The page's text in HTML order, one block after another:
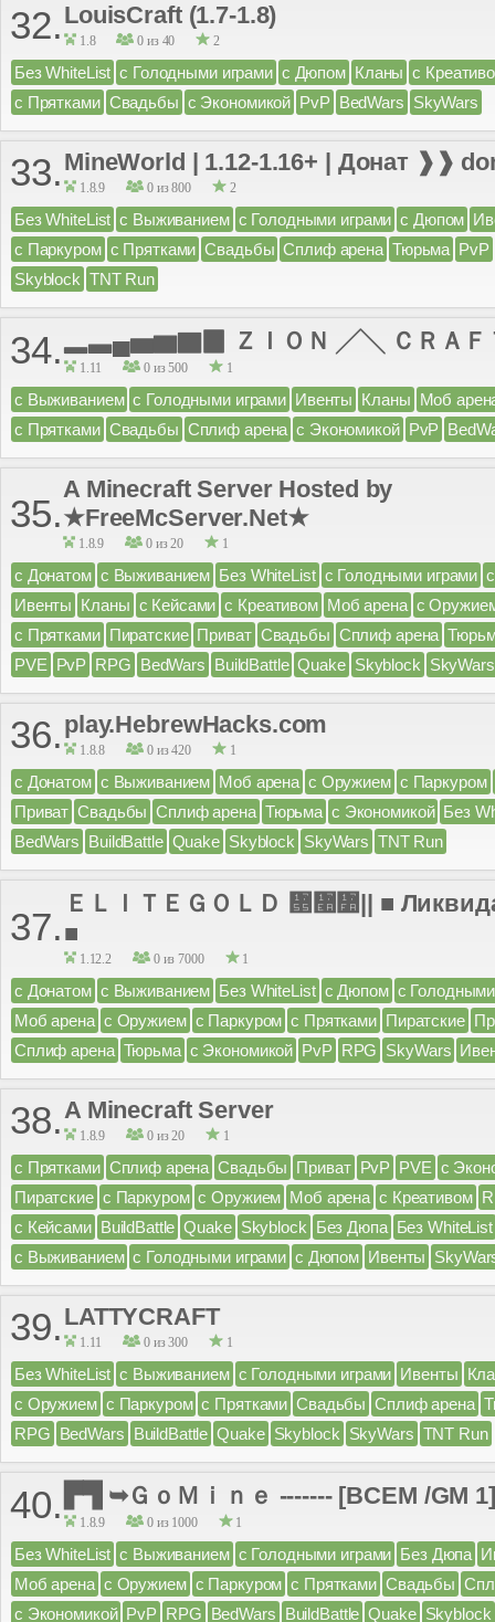
32. LouisCraft (1.7-1.8)
1.8 0 из 40 2
Без WhiteList с Голодными играми с Дюпом Кланы с
с Прятками Свадьбы с Экономикой PvP BedWars SkyWars
33. MineWorld | 1.12-1.16+ | Донат ❱❱
1.8.9 0 из 800 2
Без WhiteList с Выживанием с Голодными играми с Дюпом
с Паркуром с Прятками Свадьбы Сплиф арена Тюрьма PvP
Skyblock TNT Run
34.▂▃▄▅▆▇▉ ＺＩＯＮ ╱╲ ＣＲＡ
1.11 0 из 500 1
с Выживанием с Голодными играми Ивенты Кланы Моб
с Прятками Свадьбы Сплиф арена с Экономикой PvP
35.
A Minecraft Server Hosted by
★FreeMcServer.Net★
1.8.9 0 из 20 1
с Донатом с Выживанием Без WhiteList с Голодными играми
Ивенты Кланы с Кейсами с Креативом Моб арена с
с Прятками Пиратские Приват Свадьбы Сплиф арена
PVE PvP RPG BedWars BuildBattle Quake Skyblock SkyWars
36. play.HebrewHacks.com
1.8.8 0 из 420 1
с Донатом с Выживанием Моб арена с Оружием с Паркуром
Приват Свадьбы Сплиф арена Тюрьма с Экономикой Без
BedWars BuildBattle Quake Skyblock SkyWars TNT Run
37.
ＥＬＩＴＥＧＯＬＤ ᝕៪៺|| ■
■
1.12.2 0 из 7000 1
с Донатом с Выживанием Без WhiteList с Дюпом с
Моб арена с Оружием с Паркуром с Прятками Пиратские
Сплиф арена Тюрьма с Экономикой PvP RPG SkyWars
38.A Minecraft Server
1.8.9 0 из 20 1
с Прятками Сплиф арена Свадьбы Приват PvP PVE с
Пиратские с Паркуром с Оружием Моб арена с Креативом
с Кейсами BuildBattle Quake Skyblock Без Дюпа Без WhiteList
с Выживанием с Голодными играми с Дюпом Ивенты
39. LATTYCRAFT
1.11 0 из 300 1
Без WhiteList с Выживанием с Голодными играми Ивенты
с Оружием с Паркуром с Прятками Свадьбы Сплиф арена
RPG BedWars BuildBattle Quake Skyblock SkyWars TNT Run
40. ▛▜ ➥ＧｏＭｉｎｅ ------- [BCEM /GM 1]
1.8.9 0 из 1000 1
Без WhiteList с Выживанием с Голодными играми Без Дюпа
Моб арена с Оружием с Паркуром с Прятками Свадьбы
с Экономикой PvP RPG BedWars BuildBattle Quake Skyblock